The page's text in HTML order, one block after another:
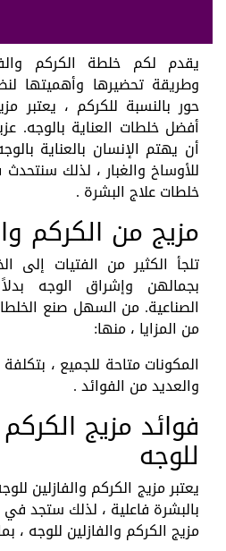
يقدم لكم خلطة الكركم
وطريقة تحضيرها وأهميتها
حور بالنسبة للكركم ، يعتبر
أفضل خلطات العناية بالوجه.
أن يهتم الإنسان بالعناية
للأوساخ والغبار ، لذلك
خلطات علاج البشرة .
مزيج من الكركم
تلجأ الكثير من الفتيات إلى
بجمالهن وإشراق الوجه
الصناعية. من السهل صنع
من المزايا ، منها:
المكونات متاحة للجميع ،
والعديد من الفوائد .
فوائد مزيج
للوجه
يعتبر مزيج الكركم والفازلين
بالبشرة فاعلية ، لذلك ستجد
مزيج الكركم والفازلين للوجه ،